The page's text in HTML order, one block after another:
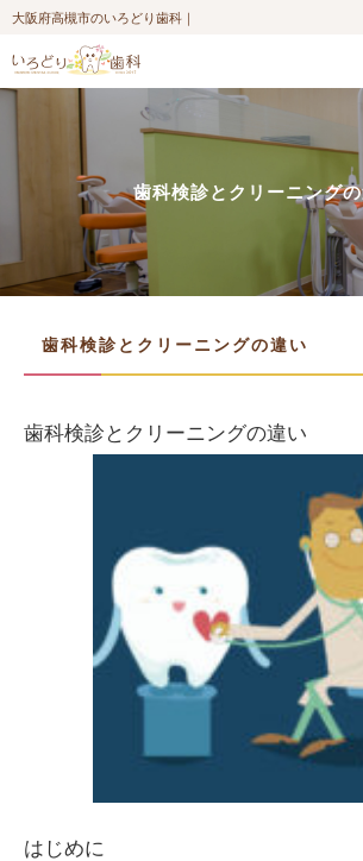
大阪府高槻市のいろどり歯科｜
歯科検診とクリーニング
歯科検診とクリーニングの違い
歯科検診とクリーニングの違い
はじめに